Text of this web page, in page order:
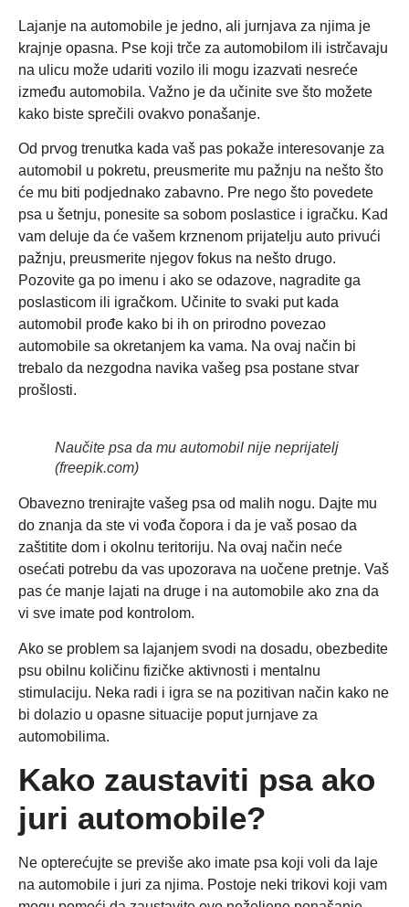
Lajanje na automobile je jedno, ali jurnjava za njima je
krajnje opasna. Pse koji trče za automobilom ili istrčavaju
na ulicu može udariti vozilo ili mogu izazvati nesreće
između automobila. Važno je da učinite sve što možete
kako biste sprečili ovakvo ponašanje.
Od prvog trenutka kada vaš pas pokaže interesovanje za
automobil u pokretu, preusmerite mu pažnju na nešto što
će mu biti podjednako zabavno. Pre nego što povedete
psa u šetnju, ponesite sa sobom poslastice i igračku. Kad
vam deluje da će vašem krznenom prijatelju auto privući
pažnju, preusmerite njegov fokus na nešto drugo.
Pozovite ga po imenu i ako se odazove, nagradite ga
poslasticom ili igračkom. Učinite to svaki put kada
automobil prođe kako bi ih on prirodno povezao
automobile sa okretanjem ka vama. Na ovaj način bi
trebalo da nezgodna navika vašeg psa postane stvar
prošlosti.
Naučite psa da mu automobil nije neprijatelj
(freepik.com)
Obavezno trenirajte vašeg psa od malih nogu. Dajte mu
do znanja da ste vi vođa čopora i da je vaš posao da
zaštitite dom i okolnu teritoriju. Na ovaj način neće
osećati potrebu da vas upozorava na uočene pretnje. Vaš
pas će manje lajati na druge i na automobile ako zna da
vi sve imate pod kontrolom.
Ako se problem sa lajanjem svodi na dosadu, obezbedite
psu obilnu količinu fizičke aktivnosti i mentalnu
stimulaciju. Neka radi i igra se na pozitivan način kako ne
bi dolazio u opasne situacije poput jurnjave za
automobilima.
Kako zaustaviti psa ako
juri automobile?
Ne opterećujte se previše ako imate psa koji voli da laje
na automobile i juri za njima. Postoje neki trikovi koji vam